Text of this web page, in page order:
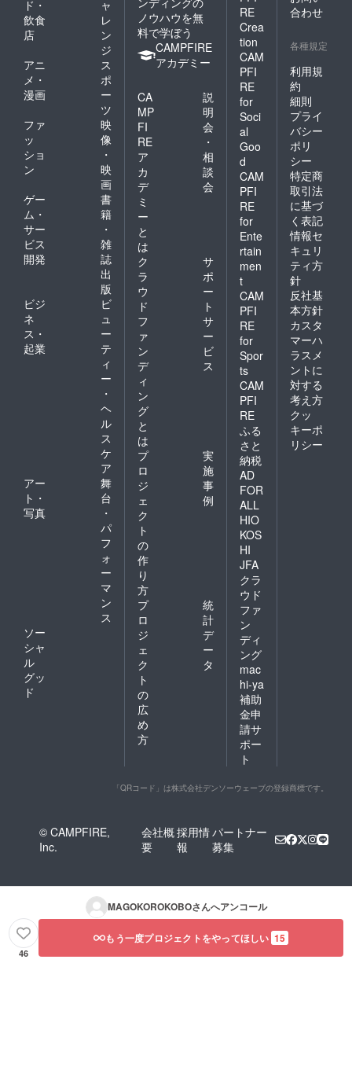
ド・
飲食
店
ャ
レ
ン
ジ
アニ
メ・
漫画
ス
ポ
ー
ツ
ファ
ッ
ショ
ン
映
像
・
映
画
ゲー
ム・
サー
ビス
開発
書
籍
・
雑
誌
出
版
ビジ
ネ
ス・
起業
ビ
ュ
ー
テ
ィ
ー
・
ヘ
ル
ス
ケ
ア
アー
ト・
写真
舞
台
・
パ
フ
ォ
ー
マ
ン
ス
ソー
シャ
ル
グッ
ド
ノウハウを無
料で学ぼう
CAMPFIRE
アカデミー
CA
MP
FI
RE
ア
カ
デ
ミ
ー
と
は
説
明
会
・
相
談
会
ク
ラ
ウ
ド
フ
ァ
ン
デ
ィ
ン
グ
と
は
サ
ポ
ー
ト
サ
ー
ビ
ス
プ
ロ
ジ
ェ
ク
ト
の
作
り
方
実
施
事
例
プ
ロ
ジ
ェ
ク
ト
の
広
め
方
統
計
デ
ー
タ
RE
Crea
tion
CAM
PFI
RE
for
Soci
al
Goo
d
CAM
PFI
RE
for
Ente
rtain
men
t
CAM
PFI
RE
for
Spor
ts
CAM
PFI
RE
ふる
さと
納税
AD
FOR
ALL
HIO
KOS
HI
JFA
クラ
ウド
ファ
ン
ディ
ング
mac
hi-ya
補助
金申
請サ
ポー
ト
合わせ
各種規定
利用規
約
細則
プライ
バシー
ポリ
シー
特定商
取引法
に基づ
く表記
情報セ
キュリ
ティ方
針
反社基
本方針
カスタ
マーハ
ラスメ
ントに
対する
考え方
クッ
キーポ
リシー
「QRコード」は株式会社デンソーウェーブの登録商標です。
© CAMPFIRE,
Inc.
会社概
要
採用情
報
パートナー
募集
MAGOKOROKOBOさんへアンコール
46
もう一度プロジェクトをやってほしい 15